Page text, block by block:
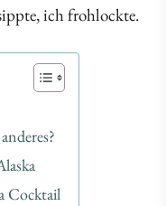
ich frohlockte.
Cocktail